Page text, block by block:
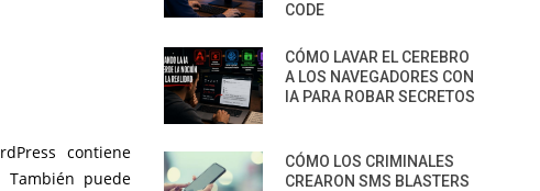
contiene
puede
CODE
CÓMO LAVAR EL CEREBRO
A LOS NAVEGADORES CON
IA PARA ROBAR SECRETOS
CÓMO LOS CRIMINALES
CREARON SMS BLASTERS